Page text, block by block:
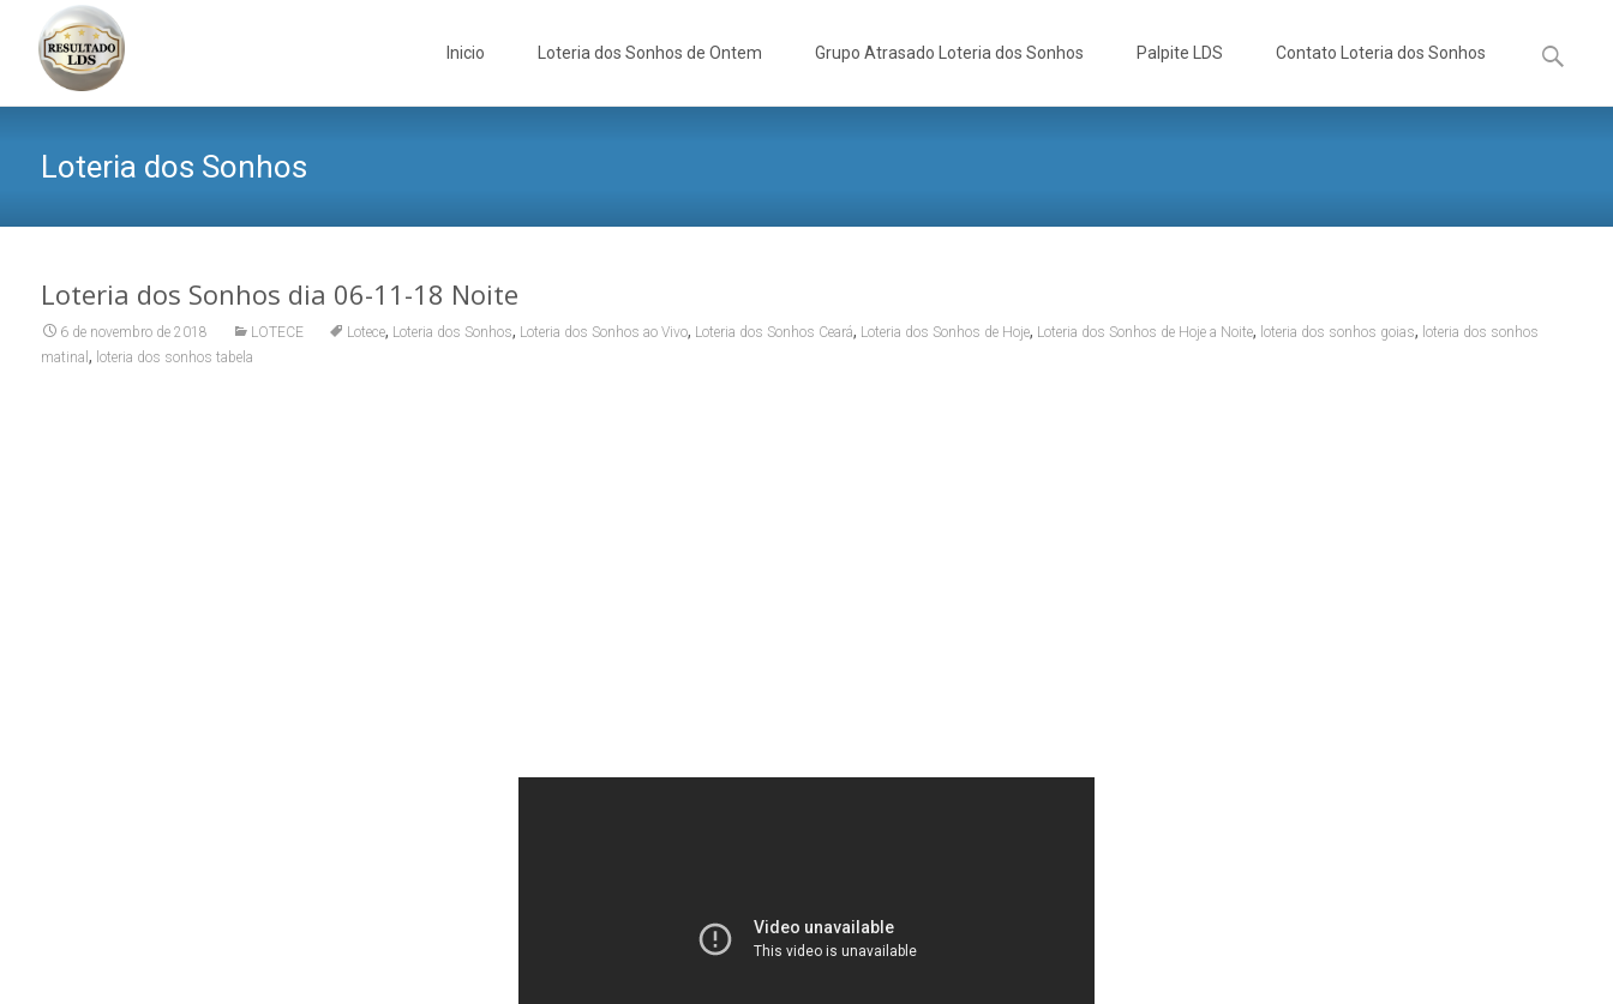
Inicio Loteria dos Sonhos de Ontem Grupo Atrasado Loteria dos Sonhos Palpite LDS Contato Loteria dos Sonhos
por:
Loteria dos Sonhos
Loteria dos Sonhos dia 06-11-18 Noite
6 de novembro de 2018 LOTECE Lotece, Loteria dos Sonhos, Loteria dos Sonhos ao Vivo, Loteria dos Sonhos Ceará, Loteria dos Sonhos de Hoje, Loteria dos Sonhos de Hoje a Noite, loteria dos sonhos goias, loteria dos sonhos
matinal , loteria dos sonhos tabela